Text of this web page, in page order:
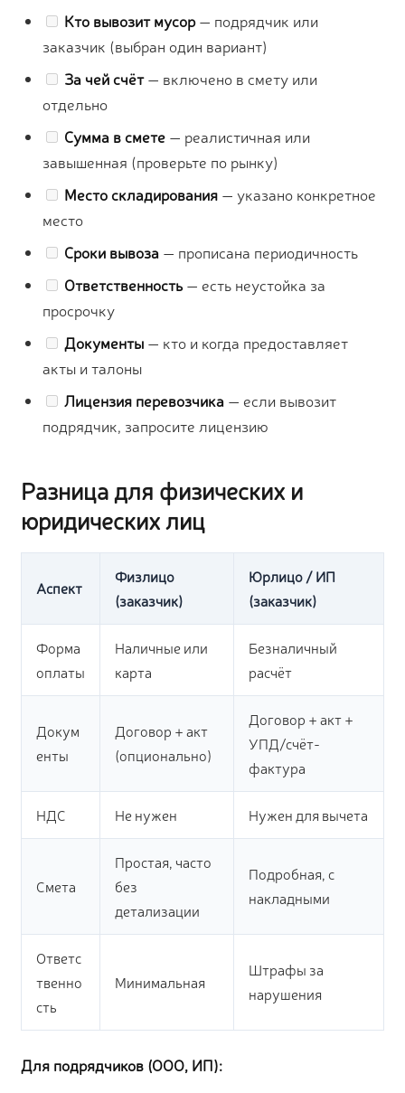
Кто вывозит мусор— подрядчик или
заказчик (выбран один вариант)
За чей счёт— включено в смету или
отдельно
Сумма в смете — реалистичная или
завышенная (проверьте по рынку)
Место складирования — указано конкретное
место
Сроки вывоза — прописана периодичность
Ответственность— есть неустойка за
просрочку
Документы — кто и когда предоставляет
акты и талоны
Лицензия перевозчика — если вывозит
подрядчик, запросите лицензию
Разница для физических и
юридических лиц
Аспект
Физлицо
(заказчик)
Юрлицо / ИП
(заказчик)
Форма
оплаты
Наличные или
карта
Безналичный
расчёт
Докум
енты
Договор + акт
(опционально)
Договор + акт +
УПД/счёт-
фактура
НДС Не нужен Нужен для вычета
Смета
Простая, часто
без
детализации
Подробная, с
накладными
Ответс
твенно
сть
Минимальная
Штрафы за
нарушения
Для подрядчиков (ООО, ИП):